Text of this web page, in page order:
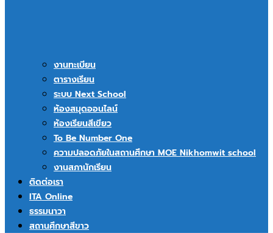
งานทะเบียน
ตารางเรียน
ระบบ Next School
ห้องสมุดออนไลน์
ห้องเรียนสีเขียว
To Be Number One
ความปลอดภัยในสถานศึกษา MOE Nikhomwit school
งานสภานักเรียน
ติดต่อเรา
ITA Online
ธรรมนาวา
สถานศึกษาสีขาว